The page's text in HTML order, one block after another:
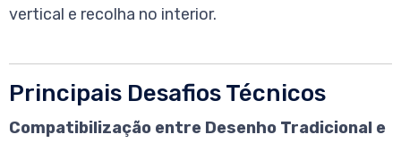
vertical e recolha no interior.
Principais Desafios Técnicos
Compatibilização entre Desenho Tradicional e